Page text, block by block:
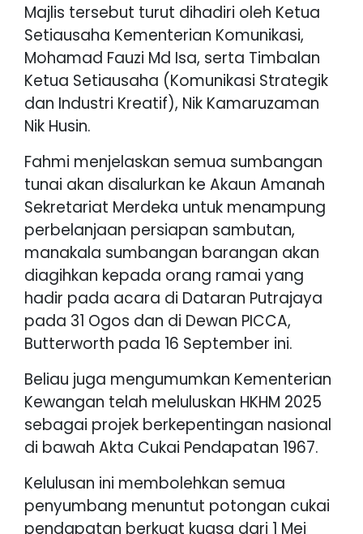
Majlis tersebut turut dihadiri oleh Ketua
Setiausaha Kementerian Komunikasi,
Mohamad Fauzi Md Isa, serta Timbalan
Ketua Setiausaha (Komunikasi Strategik
dan Industri Kreatif), Nik Kamaruzaman
Nik Husin.
Fahmi menjelaskan semua sumbangan
tunai akan disalurkan ke Akaun Amanah
Sekretariat Merdeka untuk menampung
perbelanjaan persiapan sambutan,
manakala sumbangan barangan akan
diagihkan kepada orang ramai yang
hadir pada acara di Dataran Putrajaya
pada 31 Ogos dan di Dewan PICCA,
Butterworth pada 16 September ini.
Beliau juga mengumumkan Kementerian
Kewangan telah meluluskan HKHM 2025
sebagai projek berkepentingan nasional
di bawah Akta Cukai Pendapatan 1967.
Kelulusan ini membolehkan semua
penyumbang menuntut potongan cukai
pendapatan berkuat kuasa dari 1 Mei